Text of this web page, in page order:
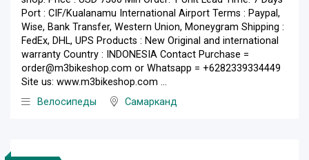
Port : CIF/Kualanamu International Airport Terms : Paypal,
Wise, Bank Transfer, Western Union, Moneygram Shipping :
FedEx, DHL, UPS Products : New Original and international
warranty Country : INDONESIA Contact Purchase =
order@m3bikeshop.com or Whatsapp = +6282339334449
Site us: www.m3bikeshop.com ...
Велосипеды
Самарканд